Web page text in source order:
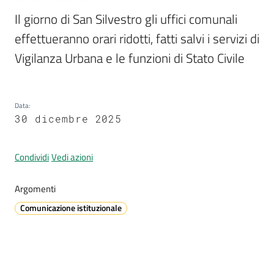
Vivere
Sassuolo
A
e
t
a
Il giorno di San Silvestro gli uffici comunali
effettueranno orari ridotti, fatti salvi i servizi di
Vigilanza Urbana e le funzioni di Stato Civile
Data:
30 dicembre 2025
CondividiVedi azioni
Argomenti
Comunicazione istituzionale